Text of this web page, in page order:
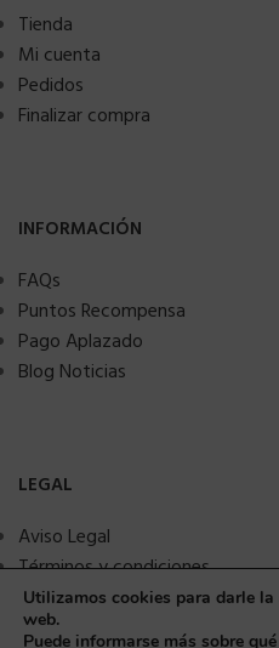
Tienda
Mi cuenta
Pedidos
Finalizar compra
INFORMACIÓN
FAQs
Puntos Recompensa
Pago Aplazado
Blog Noticias
LEGAL
Aviso Legal
Términos y condiciones
Política de privacidad
Política de Cookies
Utilizamos cookies para darle
web.
Puede informarse más sobre